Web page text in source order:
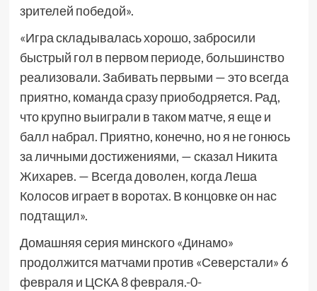
зрителей победой».
«Игра складывалась хорошо, забросили
быстрый гол в первом периоде, большинство
реализовали. Забивать первыми — это всегда
приятно, команда сразу приободряется. Рад,
что крупно выиграли в таком матче, я еще и
балл набрал. Приятно, конечно, но я не гонюсь
за личными достижениями, — сказал Никита
Жихарев. — Всегда доволен, когда Леша
Колосов играет в воротах. В концовке он нас
подтащил».
Домашняя серия минского «Динамо»
продолжится матчами против «Северстали» 6
февраля и ЦСКА 8 февраля.-0-